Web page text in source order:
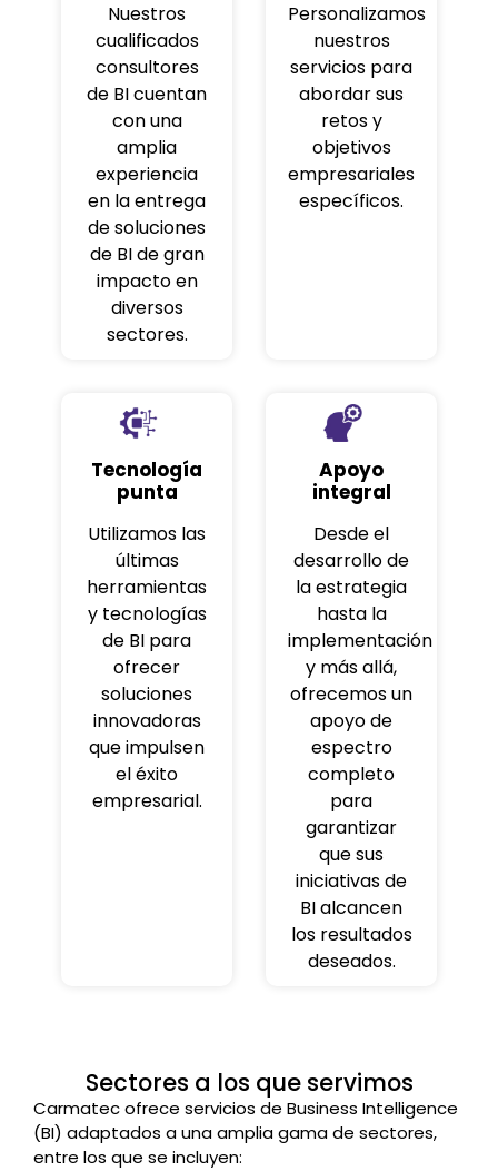
Nuestros
cualificados
consultores
de BI cuentan
con una
amplia
experiencia
en la entrega
de soluciones
de BI de gran
impacto en
diversos
sectores.
Personalizamos
nuestros
servicios para
abordar sus
retos y
objetivos
empresariales
específicos.
Tecnología
punta
Utilizamos las
últimas
herramientas
y tecnologías
de BI para
ofrecer
soluciones
innovadoras
que impulsen
el éxito
empresarial.
Apoyo
integral
Desde el
desarrollo de
la estrategia
hasta la
implementación
y más allá,
ofrecemos un
apoyo de
espectro
completo
para
garantizar
que sus
iniciativas de
BI alcancen
los resultados
deseados.
Sectores a los que servimos
Carmatec ofrece servicios de Business Intelligence
(BI) adaptados a una amplia gama de sectores,
entre los que se incluyen: